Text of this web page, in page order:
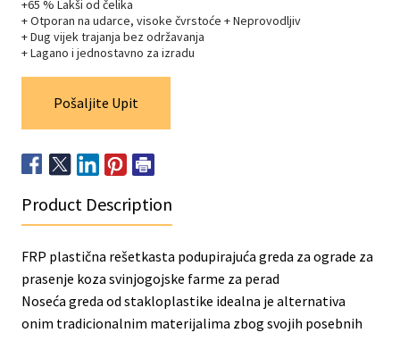
+65 % Lakši od čelika
+ Otporan na udarce, visoke čvrstoće + Neprovodljiv
+ Dug vijek trajanja bez održavanja
+ Lagano i jednostavno za izradu
Pošaljite Upit
Product Description
FRP plastična rešetkasta podupirajuća greda za ograde za
prasenje koza svinjogojske farme za perad
Noseća greda od stakloplastike idealna je alternativa
onim tradicionalnim materijalima zbog svojih posebnih